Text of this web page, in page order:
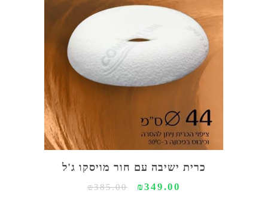
כרית ישיבה עם חור מויסקו ג'ל
₪349.00
₪385.00